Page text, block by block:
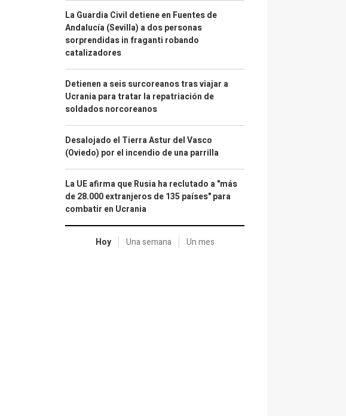
La Guardia Civil detiene en Fuentes de
Andalucía (Sevilla) a dos personas
sorprendidas in fraganti robando
catalizadores
Detienen a seis surcoreanos tras viajar a
Ucrania para tratar la repatriación de
soldados norcoreanos
Desalojado el Tierra Astur del Vasco
(Oviedo) por el incendio de una parrilla
La UE afirma que Rusia ha reclutado a "más
de 28.000 extranjeros de 135 países" para
combatir en Ucrania
Hoy Una semana Un mes